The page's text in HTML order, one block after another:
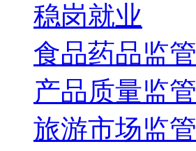
稳岗就业
食品药品监管
产品质量监管
旅游市场监管